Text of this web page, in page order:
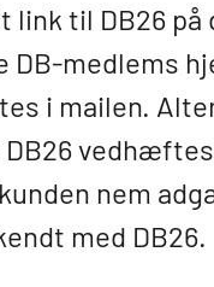
link til DB26 på
DB-medlems
i mailen.
DB26
nem
med DB26.